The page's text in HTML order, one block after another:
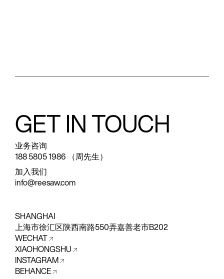
GET IN TOUCH
业务咨询
188 5805 1986 （周先生）
加入我们
info@reesaw.com
SHANGHAI
上海市徐汇区陕西南路550弄嘉善老市B202
WECHAT
XIAOHONGSHU
INSTAGRAM
BEHANCE